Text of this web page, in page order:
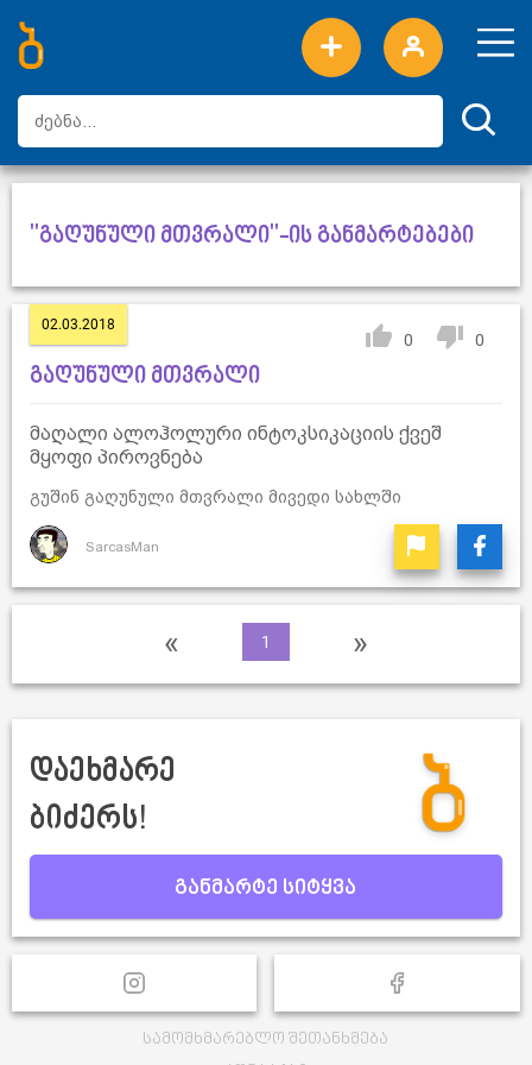
ახალი სიტყვები
ტოპ სიტყვები
დღის ტოპ სიტყვები
ტოპ მომხმარებლები
"გაღუნული მთვრალი"-ის განმარტებები
02.03.2018
0 0
გაღუნული მთვრალი
მაღალი ალოჰოლური ინტოკსიკაციის ქვეშ
მყოფი პიროვნება
გუშინ გაღუნული მთვრალი მივედი სახლში
SarcasMan
« 1 »
დაეხმარე
ბიძერს!
განმარტე სიტყვა
სამომხმარებლო შეთანხმება